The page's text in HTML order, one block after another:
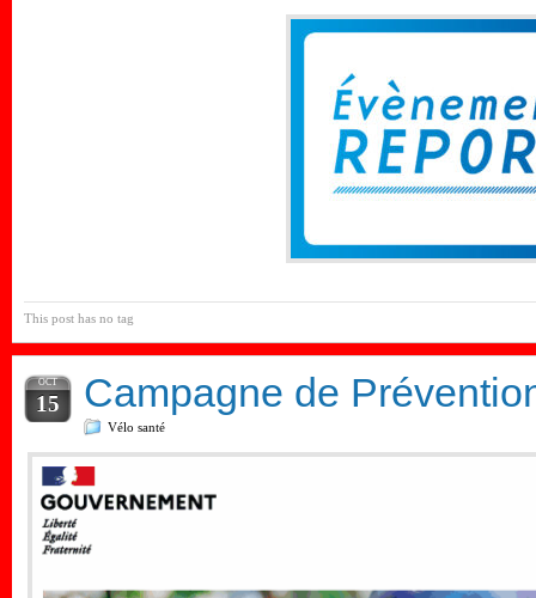
This post has no tag
OCT
15 Campagne de
Vélo santé